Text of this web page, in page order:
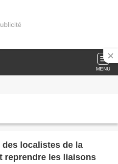
MENU
localistes de la
reprendre les liaisons